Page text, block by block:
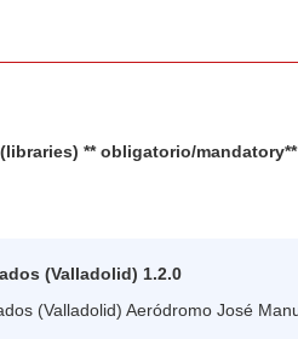
** obligatorio/mandatory**
(Valladolid) 1.2.0
(Valladolid) Aeródromo José